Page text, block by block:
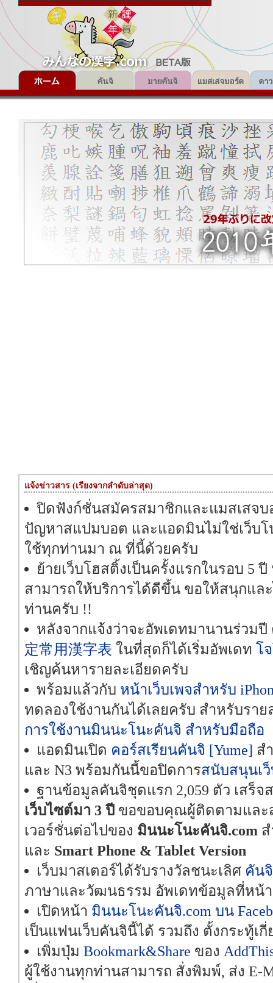
แจ้งข่าวสาร (เรียงจากลำดับล่าสุด)
ปิดฟังก์ชั่นสมัครสมาชิกและแมสเสจบอ
ปัญหาสแปมบอต และแอดมินไม่ใช่เว็บ
ใช้ทุกท่านมา ณ ที่นี้ด้วยครับ
ย้ายเว็บโฮสติ้งเป็นครั้งแรกในรอบ 5
สามารถให้บริการได้ดีขึ้น ขอให้สนุกแล
ท่านครับ !!
หลังจากแจ้งว่าจะอัพเดทมานานร่วม
定常用漢字表 ในที่สุดก็ได้เริ่มอัพเดท โ
เชิญค้นหารายละเอียดครับ
พร้อมแล้วกับ หน้าเว็บเพจสำหรับ
ทดลองใช้งานกันได้เลยครับ สำหรับราย
การใช้งานมินนะโนะคันจิ สำหรับมือถือ
แอดมินเปิด คอร์สเรียนคันจิ [Yume] ส
และ N3 พร้อมกันนี้ขอปิดการสนับสนุนเ
ฐานข้อมูลคันจิชุดแรก 2,059 ตัว เสร็
เว็บไซต์มา 3 ปี ขอขอบคุณผู้ติดตามและ
เวอร์ชั่นต่อไปของ มินนะโนะคันจิ.com
และ Smart Phone & Tablet Version
เว็บมาสเตอร์ได้รับรางวัลชนะเลิศ คัน
ภาษาและวัฒนธรรม อัพเดทข้อมูลที่หน้า
เปิดหน้า มินนะโนะคันจิ.com บน
เป็นแฟนเว็บคันจินี้ได้ รวมถึง ตั้งกระทู้เ
เพิ่มปุ่ม Bookmark&Share ของ
ผู้ใช้งานทุกท่านสามารถ สั่งพิมพ์, ส่ง E-